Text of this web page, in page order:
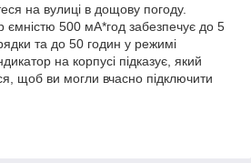
на вулиці в дощову погоду.
ємністю 500 мА*год забезпечує до 5
та до 50 годин у режимі
на корпусі підказує, який
щоб ви могли вчасно підключити